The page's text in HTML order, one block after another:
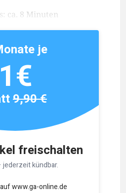
ca. 8 Minuten
freischalten
kündbar.
www.ga-online.de
je
1€
9,90 €